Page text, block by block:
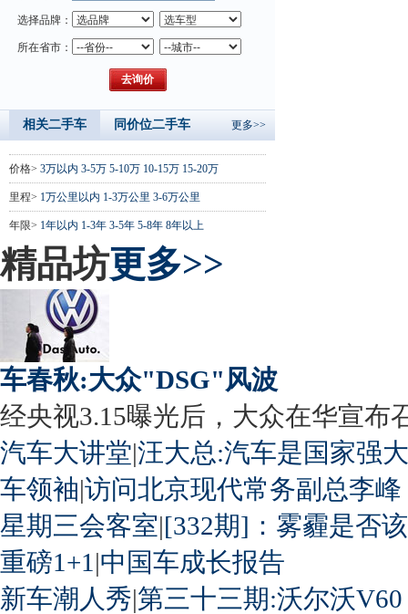
选择品牌：
所在省市：
相关二手车 同价位二手车 更多>>
价格> 3万以内 3-5万 5-10万 10-15万 15-20万
里程> 1万公里以内 1-3万公里 3-6万公里
年限> 1年以内 1-3年 3-5年 5-8年 8年以上
精品坊更多>>
车春秋:大众"DSG"风波
经央视3.15曝光后，大众在华宣布
汽车大讲堂|汪大总:汽车是国家强
车领袖|访问北京现代常务副总李峰
星期三会客室|[332期]：雾霾是否
重磅1+1 |中国车成长报告
新车潮人秀|第三十三期:沃尔沃